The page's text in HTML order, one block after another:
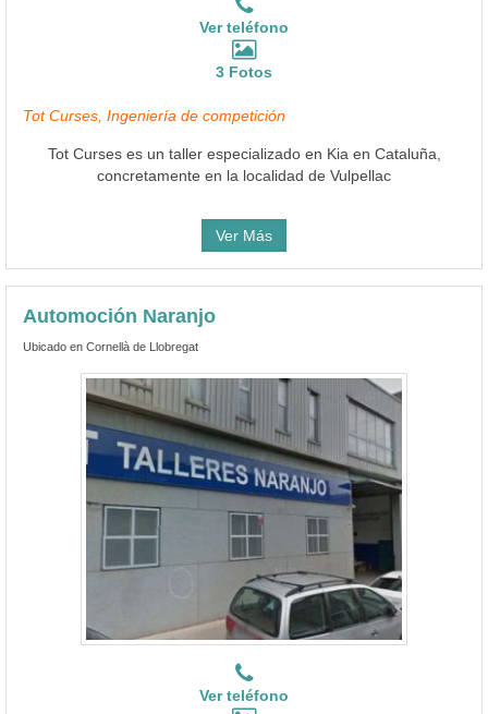
Ver teléfono
3 Fotos
Tot Curses, Ingeniería de competición
Tot Curses es un taller especializado en Kia en Cataluña,
concretamente en la localidad de Vulpellac
Ver Más
Automoción Naranjo
Ubicado en Cornellà de Llobregat
Ver teléfono